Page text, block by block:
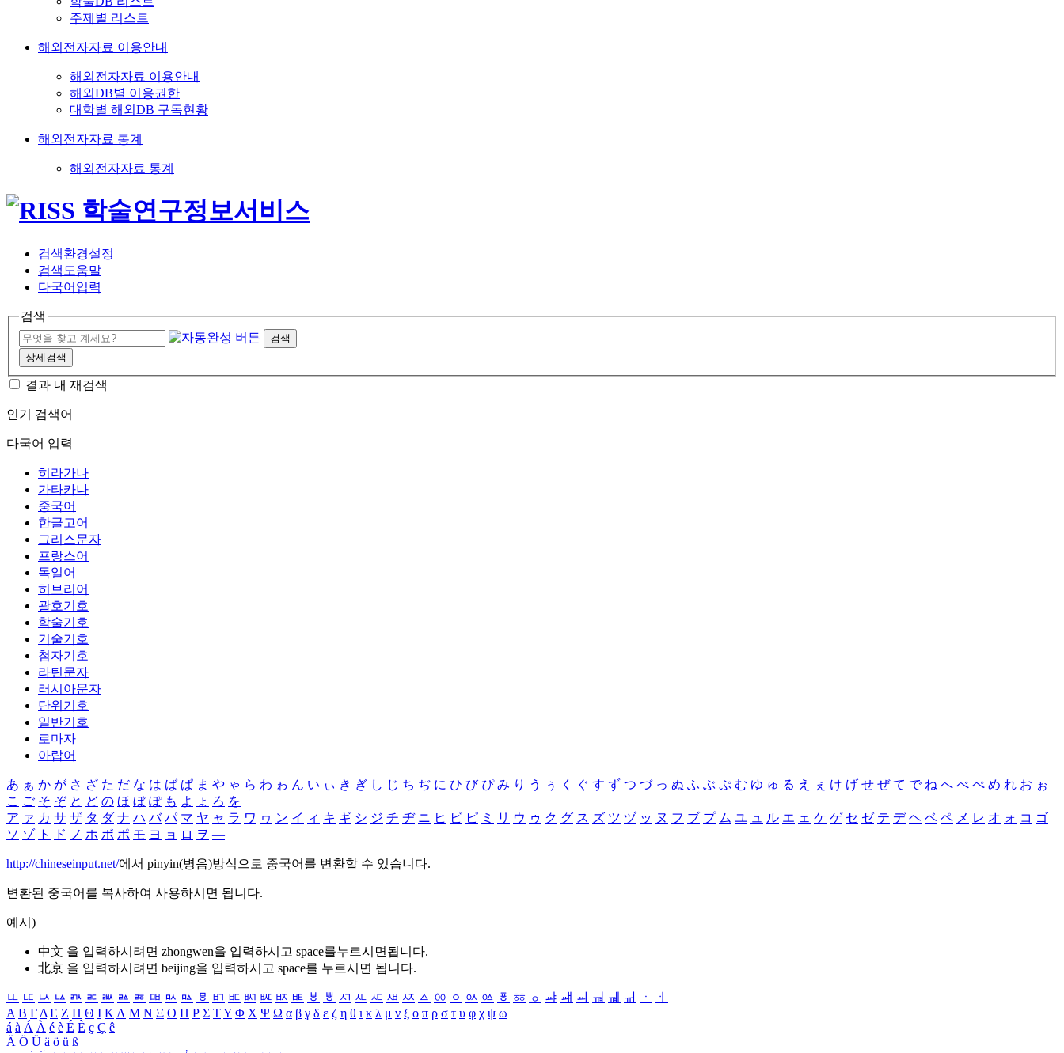
주제별 리스트
해외전자자료 이용안내
해외전자자료 이용안내
해외DB별 이용권한
대학별 해외DB 구독현황
해외전자자료 통계
해외전자자료 통계
검색환경설정
검색도움말
다국어입력
검색
검색
상세검색
결과 내 재검색
인기 검색어
다국어 입력
히라가나
가타카나
중국어
한글고어
그리스문자
프랑스어
독일어
히브리어
괄호기호
학술기호
기술기호
첨자기호
라틴문자
러시아문자
단위기호
일반기호
로마자
아랍어
あ ぁ か が さ ざ た だ な は ば ぱ ま や ゃ ら わ ゎ ん い ぃ き ぎ し じ ち ぢ に ひ び ぴ み り う ぅ く ぐ す ず つ づ っ ぬ ふ ぶ ぷ む ゆ ゅ る え ぇ け げ せ ぜ て で ね へ べ ぺ め れ お ぉ
こ ご そ ぞ と ど の ほ ぼ ぽ も よ ょ ろ を
ア ァ カ サ ザ タ ダ ナ ハ バ パ マ ヤ ャ ラ ワ ヮ ン イ ィ キ ギ シ ジ チ ヂ ニ ヒ ビ ピ ミ リ ウ ゥ ク グ ス ズ ツ ヅ ッ ヌ フ ブ プ ム ユ ュ ル エ ェ ケ ゲ セ ゼ テ デ ヘ ベ ペ メ レ オ ォ コ ゴ
ソ ゾ ト ド ノ ホ ボ ポ モ ヨ ョ ロ ヲ ―
http://chineseinput.net/에서 pinyin(병음)방식으로 중국어를 변환할 수 있습니다.
변환된 중국어를 복사하여 사용하시면 됩니다.
예시)
中文 을 입력하시려면 zhongwen을 입력하시고 space를누르시면됩니다.
北京 을 입력하시려면 beijing을 입력하시고 space를 누르시면 됩니다.
ㅥ ㅦ ㅧ ㅨ ㅩ ㅪ ㅫ ㅬ ㅭ ㅮ ㅯ ㅰ ㅱ ㅲ ㅳ ㅴ ㅵ ㅶ ㅷ ㅸ ㅹ ㅺ ㅻ ㅼ ㅽ ㅾ ㅿ ㆀ ㆁ ㆂ ㆃ ㆄ ㆅ ㆆ ㆇ ㆈ ㆉ ㆊ ㆋ ㆌ ㆍ
ㆎ
Α Β ΓΔ Ε Ζ Η Θ Ι ΚΛ Μ Ν Ξ Ο Π Ρ Σ ΤΥ Φ Χ Ψ Ω α β γ δ ε ζ η θ ι κ λ μ ν ξ ο π ρ σ τ υ φ χ ψ ω
á à Á À é è É È ç Ç ê
Ä Ö Ü ä ö ü ß